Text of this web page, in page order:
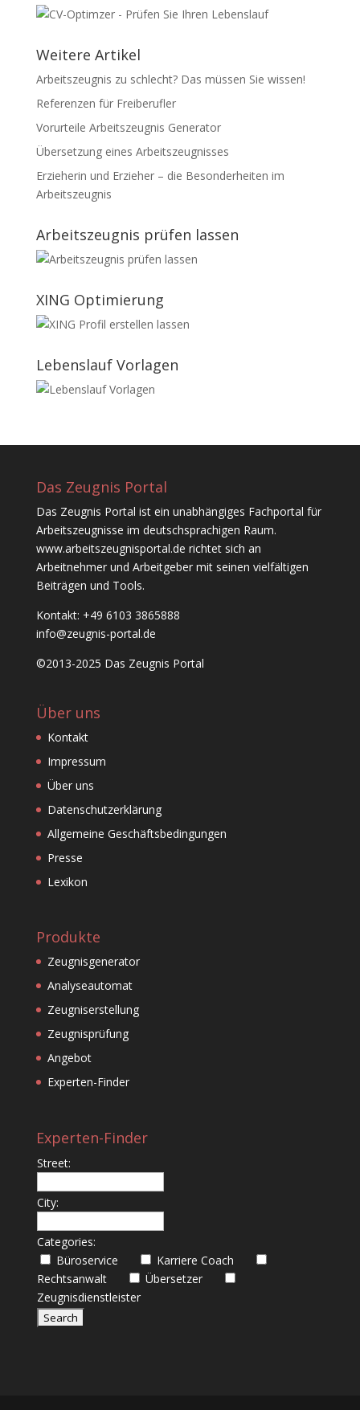
Weitere Artikel
Arbeitszeugnis zu schlecht? Das müssen Sie wissen!
Referenzen für Freiberufler
Vorurteile Arbeitszeugnis Generator
Übersetzung eines Arbeitszeugnisses
Erzieherin und Erzieher – die Besonderheiten im
Arbeitszeugnis
Arbeitszeugnis prüfen lassen
XING Optimierung
Lebenslauf Vorlagen
Das Zeugnis Portal
Das Zeugnis Portal ist ein unabhängiges Fachportal für
Arbeitszeugnisse im deutschsprachigen Raum.
www.arbeitszeugnisportal.de richtet sich an
Arbeitnehmer und Arbeitgeber mit seinen vielfältigen
Beiträgen und Tools.
Kontakt: +49 6103 3865888
info@zeugnis-portal.de
©2013-2025 Das Zeugnis Portal
Über uns
Kontakt
Impressum
Über uns
Datenschutzerklärung
Allgemeine Geschäftsbedingungen
Presse
Lexikon
Produkte
Zeugnisgenerator
Analyseautomat
Zeugniserstellung
Zeugnisprüfung
Angebot
Experten-Finder
Experten-Finder
Street:
City:
Categories:
Büroservice
Karriere Coach
Rechtsanwalt
Übersetzer
Zeugnisdienstleister